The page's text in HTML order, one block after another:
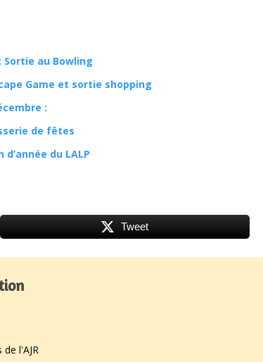
Sortie au Bowling
Game et sortie shopping
:
de fêtes
du LALP
Tweet
l'AJR